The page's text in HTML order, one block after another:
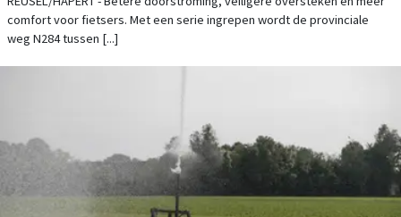
comfort voor fietsers. Met een serie ingrepen wordt de provinciale
weg N284 tussen [...]